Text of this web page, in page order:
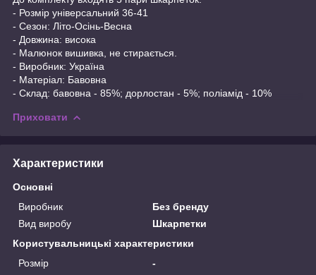
- Розмір універсальний 36-41
- Сезон: Літо-Осінь-Весна
- Довжина: висока
- Малюнок вишивка, не стирається.
- Виробник: Україна
- Матеріал: Бавовна
- Склад: бавовна - 85%; дорлостан - 5%; поліамід - 10%
Приховати
Характеристики
Основні
Виробник
Без бренду
Вид виробу
Шкарпетки
Користувальницькі характеристики
Розмір
-